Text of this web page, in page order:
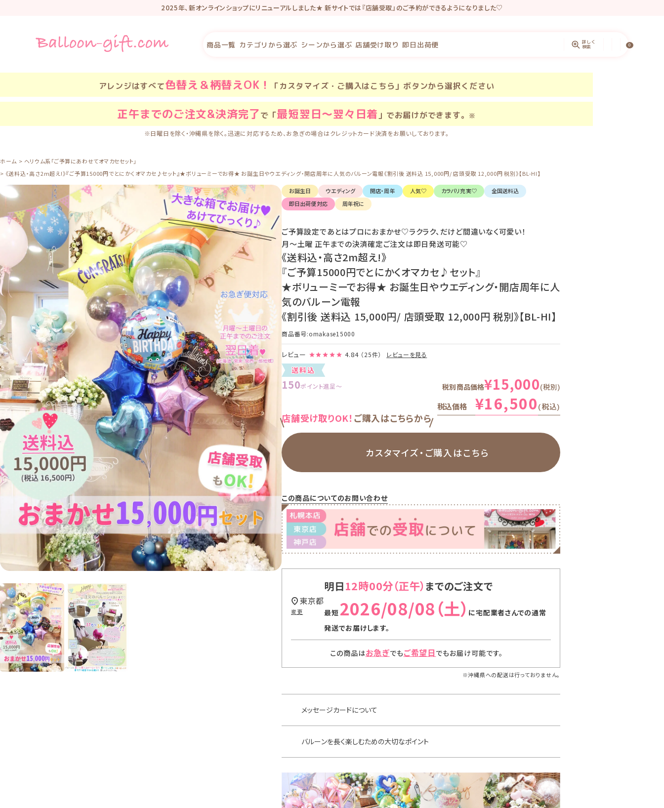
2025年、新オンラインショップにリニューアルしました★ 新サイトでは『店舗受取』のご予約ができるようになりました♡
リニューアル記念で新規会員登録で100P・既存会員様も初回新サイトログインで100Pプレゼントしています。
商品一覧 カテゴリから選ぶ シーンから選ぶ 店舗受け取り 即日出荷便 詳しく
検索 0
アレンジはすべて色替え＆柄替えOK！ 「カスタマイズ・ご購入はこちら」ボタンから選択ください
正午までのご注文&決済完了で「最短翌日〜翌々日着 」でお届けができます。 ※
※日曜日を除く・沖縄県を除く。迅速に対応するため、お急ぎの場合はクレジットカード決済をお願いしております。
ホーム
ヘリウム系「ご予算にあわせてオマカセセット」
《送料込・高さ2m超え!》『ご予算15000円でとにかくオマカセ♪セット』★ボリューミーでお得★ お誕生日やウエディング・開店周年に人気のバルーン電報《割引後 送料込 15,000円/ 店頭受取 12,000円 税別》【BL-HI】
お誕生日 ウエディング 開店・周年 人気♡ カラバリ充実♡
全国送料込
即日出荷便対応
周年祝に
ご予算設定であとはプロにおまかせ♡ラクラク、だけど間違いなく可愛い！
月〜土曜 正午までの決済確定ご注文は即日発送可能♡
《送料込・高さ2m超え!》
『ご予算15000円でとにかくオマカセ♪セット』
★ボリューミーでお得★ お誕生日やウエディング・開店周年に人
気のバルーン電報
《割引後 送料込 15,000円/ 店頭受取 12,000円 税別》【BL-HI】
商品番号 omakase15000
レビュー 4.84 （25件） レビューを見る
送料込
150ポイント進呈 〜 税別商品価格¥15,000 税別
税込価格 ¥16,500 税込
店舗受け取りOK！ ご購入はこちらから
カスタマイズ・ ご購入はこちら
この商品についてのお問い合わせ
明日12時00分 までのご注文で
2026/08/08（土） に宅配業者さんでの通常
発送でお届けします。
東京都
変更
この商品はお急ぎでもご希望日 でもお届け可能です。
※沖縄県への配送は行っておりません。
メッセージカードについて
バルーンを長く楽しむための大切なポイント